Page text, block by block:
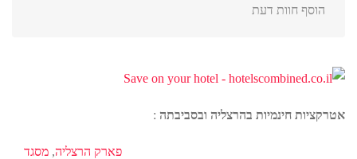
הוסף חוות דעת
אטרקציות חינמיות בהרצליה ובסביבתה :
פארק הרצליה, מסגד